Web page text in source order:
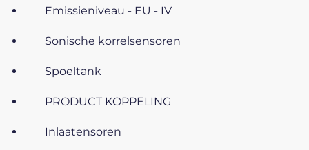
Emissieniveau - EU - IV
Sonische korrelsensoren
Spoeltank
PRODUCT KOPPELING
Inlaatensoren